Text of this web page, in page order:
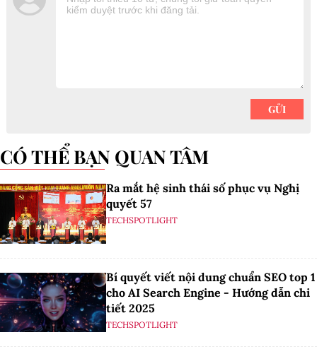
CÓ THỂ BẠN QUAN TÂM
Ra mắt hệ sinh thái số phục vụ Nghị
quyết 57
TECHSPOTLIGHT
Bí quyết viết nội dung chuẩn SEO top 1
cho AI Search Engine - Hướng dẫn chi
tiết 2025
TECHSPOTLIGHT